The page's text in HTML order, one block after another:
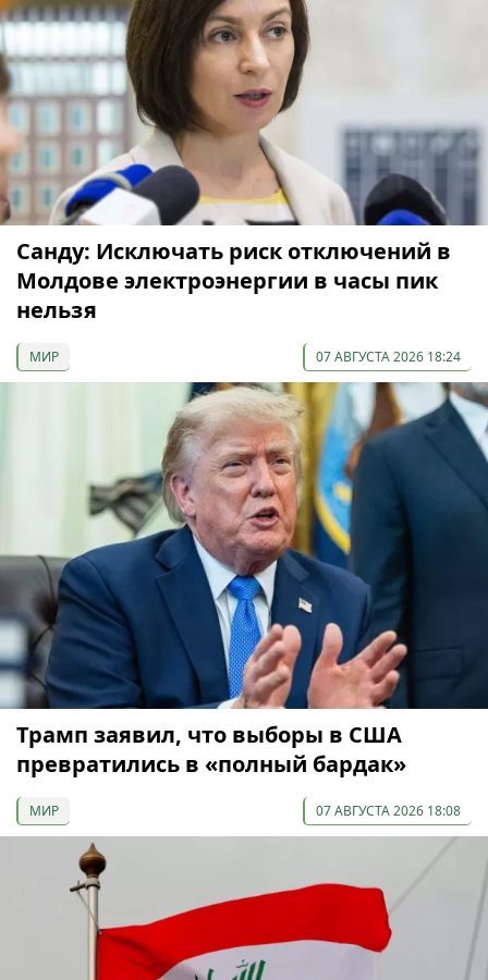
Санду: Исключать риск отключений в
Молдове электроэнергии в часы пик
нельзя
МИР 07 АВГУСТА 2026 18:24
Трамп заявил, что выборы в США
превратились в «полный бардак»
МИР 07 АВГУСТА 2026 18:08